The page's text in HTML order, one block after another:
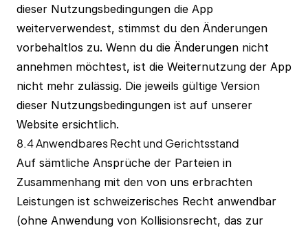
dieser Nutzungsbedingungen die App
weiterverwendest, stimmst du den Änderungen
vorbehaltlos zu. Wenn du die Änderungen nicht
annehmen möchtest, ist die Weiternutzung der App
nicht mehr zulässig. Die jeweils gültige Version
dieser Nutzungsbedingungen ist auf unserer
Website ersichtlich.
8.4 Anwendbares Recht und Gerichtsstand
Auf sämtliche Ansprüche der Parteien in
Zusammenhang mit den von uns erbrachten
Leistungen ist schweizerisches Recht anwendbar
(ohne Anwendung von Kollisionsrecht, das zur